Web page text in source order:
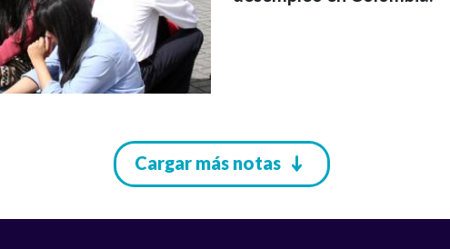
Cargar más notas